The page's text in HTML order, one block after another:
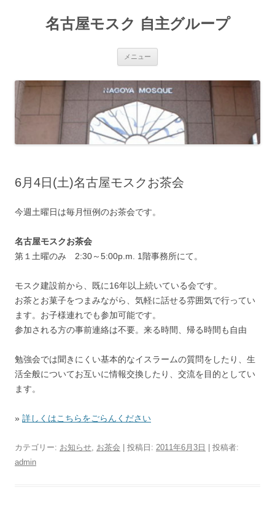
名古屋モスク 自主グループ
メニュー
6月4日(土)名古屋モスクお茶会
今週土曜日は毎月恒例のお茶会です。
名古屋モスクお茶会
第１土曜のみ 2:30～5:00p.m. 1階事務所にて。
モスク建設前から、既に16年以上続いている会です。
お茶とお菓子をつまみながら、気軽に話せる雰囲気で行ってい
ます。お子様連れでも参加可能です。
参加される方の事前連絡は不要。来る時間、帰る時間も自由
勉強会では聞きにくい基本的なイスラームの質問をしたり、生
活全般についてお互いに情報交換したり、交流を目的としてい
ます。
» 詳しくはこちらをごらんください
カテゴリー: お知らせ, お茶会 | 投稿日: 2011年6月3日
投稿者:
admin